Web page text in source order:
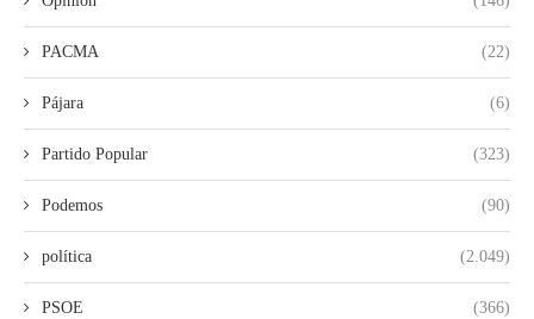
PACMA (22)
Pájara (6)
Partido Popular (323)
Podemos (90)
política (2.049)
PSOE (366)